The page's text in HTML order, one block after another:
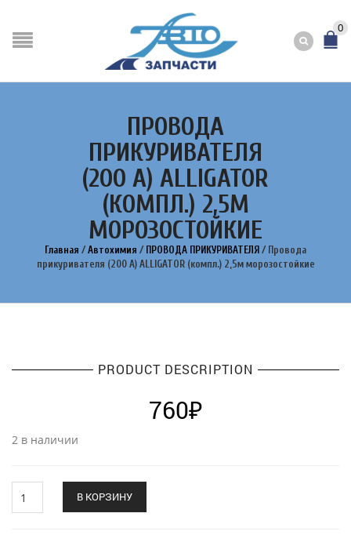
0
ПРОВОДА
ПРИКУРИВАТЕЛЯ
(200 А) ALLIGATOR
(КОМПЛ.) 2,5М
МОРОЗОСТОЙКИЕ
Главная / Автохимия / ПРОВОДА ПРИКУРИВАТЕЛЯ / Провода
прикуривателя (200 А) ALLIGATOR (компл.) 2,5м морозостойкие
PRODUCT DESCRIPTION
760₽
2 в наличии
прикуривателяВ КОРЗИНУ